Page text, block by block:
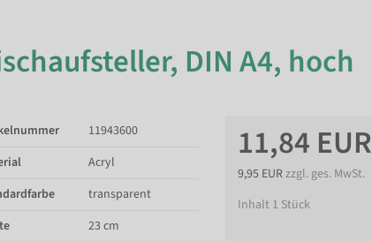
DIN A4, hoch
11,84 EUR
9,95 EURzzgl. ges. MwSt.
Inhalt 1 Stück
11943600
Acryl
transparent
23 cm